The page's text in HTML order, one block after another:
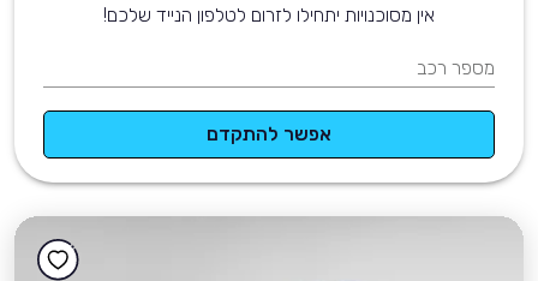
אין מסוכנויות יתחילו לזרום לטלפון הנייד שלכם!
מספר רכב
אפשר להתקדם